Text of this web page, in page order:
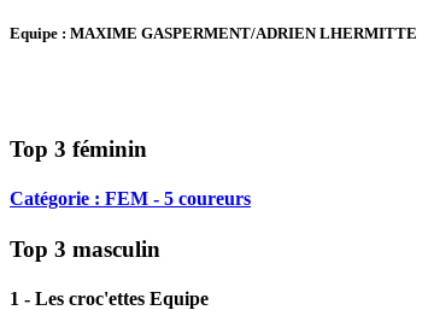
Equipe : MAXIME GASPERMENT/ADRIEN LHERMITTE
Top 3 féminin
Catégorie : FEM - 5 coureurs
Top 3 masculin
1 - Les croc'ettes Equipe